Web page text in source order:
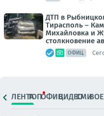
ДТП в
Тирасполь –
Михайловка и
столкновение
ОФИЦ.
ЛЕНТАТОПОФИЦ.ВИДЕОСМИ